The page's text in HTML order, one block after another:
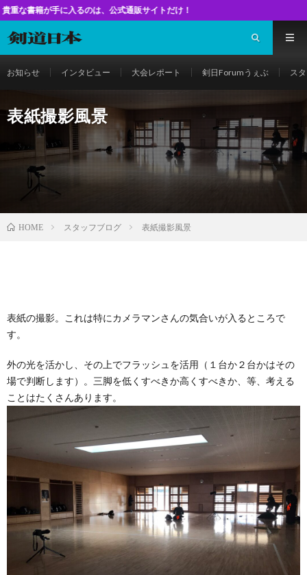
るのは、公式通販サイトだけ！
お知らせ インタビュー 大会レポート 剣日Forumうぇぶ ス
表紙撮影風景
HOME スタッフブログ 表紙撮影風景
表紙の撮影。これは特にカメラマンさんの気合いが入るところで
す。
外の光を活かし、その上でフラッシュを活用（１台か２台かはその
場で判断します）。三脚を低くすべきか高くすべきか、等、考える
ことはたくさんあります。